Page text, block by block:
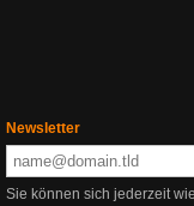
Newsletter
Sie können sich jederzeit